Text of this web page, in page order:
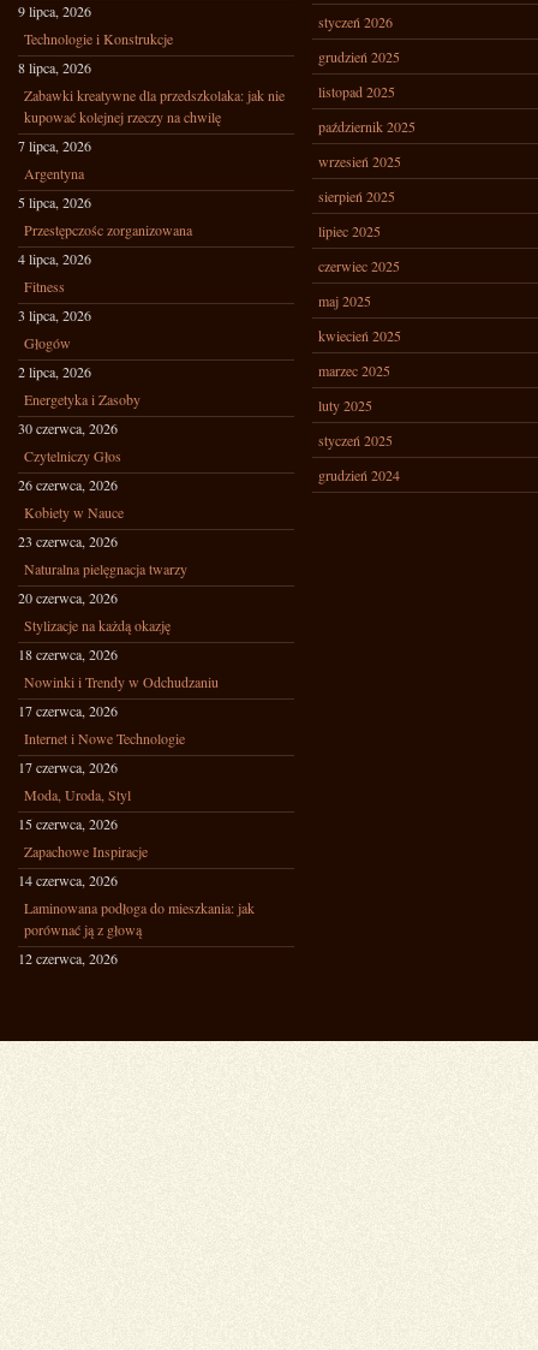
9 lipca, 2026
Technologie i Konstrukcje
8 lipca, 2026
Zabawki kreatywne dla przedszkolaka: jak nie
kupować kolejnej rzeczy na chwilę
7 lipca, 2026
Argentyna
5 lipca, 2026
Przestępczośc zorganizowana
4 lipca, 2026
Fitness
3 lipca, 2026
Głogów
2 lipca, 2026
Energetyka i Zasoby
30 czerwca, 2026
Czytelniczy Głos
26 czerwca, 2026
Kobiety w Nauce
23 czerwca, 2026
Naturalna pielęgnacja twarzy
20 czerwca, 2026
Stylizacje na każdą okazję
18 czerwca, 2026
Nowinki i Trendy w Odchudzaniu
17 czerwca, 2026
Internet i Nowe Technologie
17 czerwca, 2026
Moda, Uroda, Styl
15 czerwca, 2026
Zapachowe Inspiracje
14 czerwca, 2026
Laminowana podłoga do mieszkania: jak
porównać ją z głową
12 czerwca, 2026
styczeń 2026
grudzień 2025
listopad 2025
październik 2025
wrzesień 2025
sierpień 2025
lipiec 2025
czerwiec 2025
maj 2025
kwiecień 2025
marzec 2025
luty 2025
styczeń 2025
grudzień 2024